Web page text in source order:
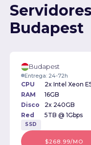
Budapest
Budapest
Entrega: 24-72h
CPU
RAM
16GB
Disco
2x 240GB
Red
5TB @ 1Gbps
SSD
$268.99/MO